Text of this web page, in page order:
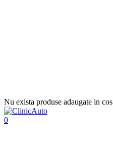
Nu exista produse adaugate in cos
0